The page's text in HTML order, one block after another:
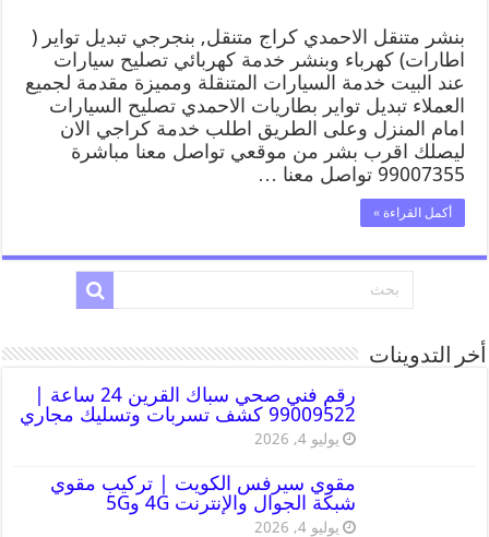
بنشر متنقل الاحمدي كراج متنقل, بنجرجي تبديل تواير (
اطارات) كهرباء وبنشر خدمة كهربائي تصليح سيارات
عند البيت خدمة السيارات المتنقلة ومميزة مقدمة لجميع
العملاء تبديل تواير بطاريات الاحمدي تصليح السيارات
امام المنزل وعلى الطريق اطلب خدمة كراجي الان
ليصلك اقرب بشر من موقعي تواصل معنا مباشرة
99007355 تواصل معنا …
أكمل القراءة »
أخر التدوينات
رقم فني صحي سباك القرين 24 ساعة |
99009522 كشف تسربات وتسليك مجاري
يوليو 4, 2026
مقوي سيرفس الكويت | تركيب مقوي
شبكة الجوال والإنترنت 4G و5G
يوليو 4, 2026